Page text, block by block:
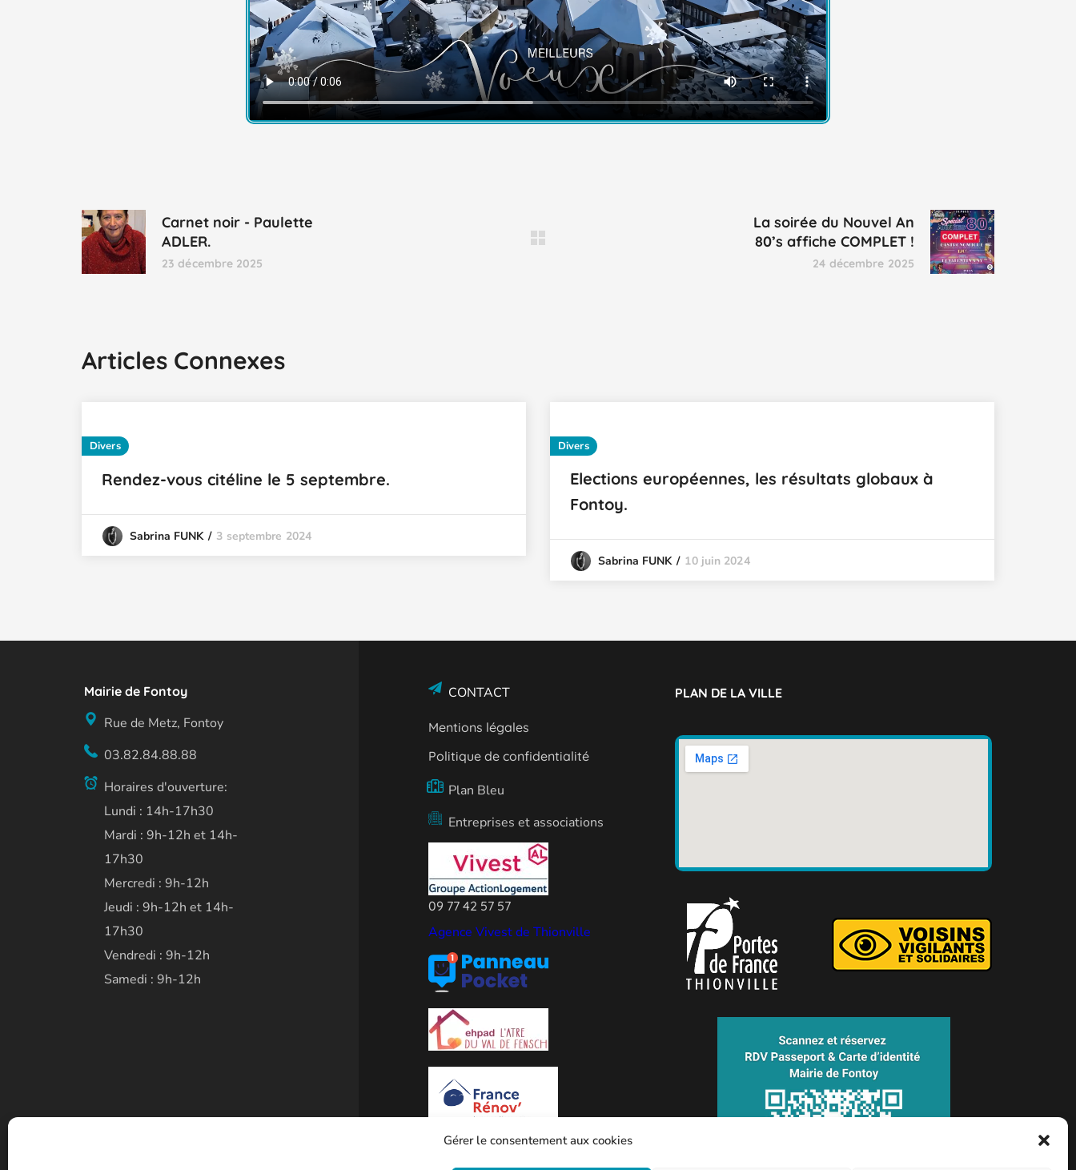
Gérer le consentement aux cookies
Carnet noir - Paulette
ADLER.
23 décembre 2025
La soirée du Nouvel An
80’s affiche COMPLET !
24 décembre 2025
Articles Connexes
Divers
Rendez-vous citéline le 5 septembre.
Sabrina FUNK 3 septembre 2024
Divers
Elections européennes, les résultats globaux à
Fontoy.
Sabrina FUNK 10 juin 2024
Mairie de Fontoy
Rue de Metz, Fontoy
03.82.84.88.88
Horaires d'ouverture:
Lundi : 14h-17h30
Mardi : 9h-12h et 14h-
17h30
Mercredi : 9h-12h
Jeudi : 9h-12h et 14h-
17h30
Vendredi : 9h-12h
Samedi : 9h-12h
CONTACT
Mentions légales
Politique de confidentialité
Plan Bleu
Entreprises et associations
09 77 42 57 57
Agence Vivest de Thionville
PLAN DE LA VILLE